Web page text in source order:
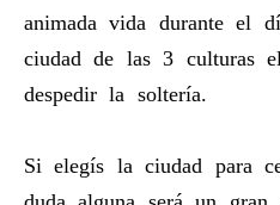
animada vida durante el
ciudad de las 3 culturas
despedir la soltería.
Si elegís la ciudad para